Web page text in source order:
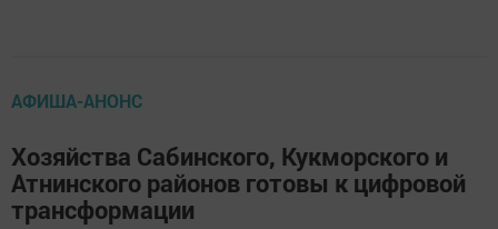
АФИША-АНОНС
Хозяйства Сабинского, Кукморского и
Атнинского районов готовы к цифровой
трансформации